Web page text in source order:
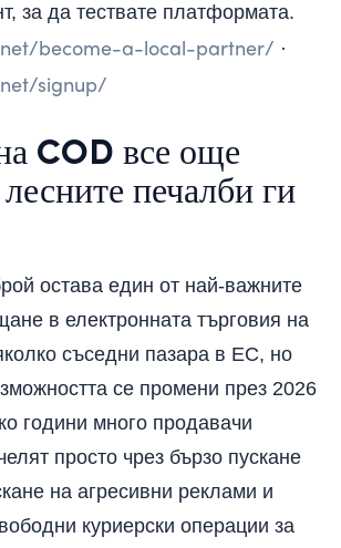
за да тествате платформата.
become-a-local-partner/ ·
signup/
COD все още
печалби ги
остава един от най-важните
в електронната търговия на
съседни пазара в ЕС, но
се промени през 2026
години много продавачи
просто чрез бързо пускане
на агресивни реклами и
куриерски операции за